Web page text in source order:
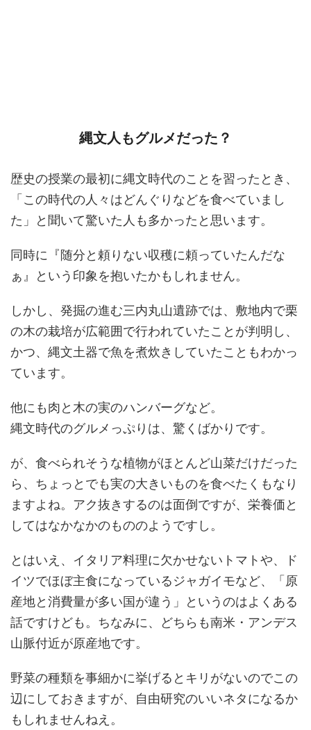
縄文人もグルメだった？
歴史の授業の最初に縄文時代のことを習ったとき、
「この時代の人々はどんぐりなどを食べていまし
た」と聞いて驚いた人も多かったと思います。
同時に『随分と頼りない収穫に頼っていたんだな
ぁ』という印象を抱いたかもしれません。
しかし、発掘の進む三内丸山遺跡では、敷地内で栗
の木の栽培が広範囲で行われていたことが判明し、
かつ、縄文土器で魚を煮炊きしていたこともわかっ
ています。
他にも肉と木の実のハンバーグなど。
縄文時代のグルメっぷりは、驚くばかりです。
が、食べられそうな植物がほとんど山菜だけだった
ら、ちょっとでも実の大きいものを食べたくもなり
ますよね。アク抜きするのは面倒ですが、栄養価と
してはなかなかのもののようですし。
とはいえ、イタリア料理に欠かせないトマトや、ド
イツでほぼ主食になっているジャガイモなど、「原
産地と消費量が多い国が違う」というのはよくある
話ですけども。ちなみに、どちらも南米・アンデス
山脈付近が原産地です。
野菜の種類を事細かに挙げるとキリがないのでこの
辺にしておきますが、自由研究のいいネタになるか
もしれませんねえ。